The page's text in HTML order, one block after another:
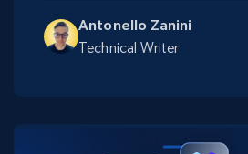
Antonello Zanini
Technical Writer